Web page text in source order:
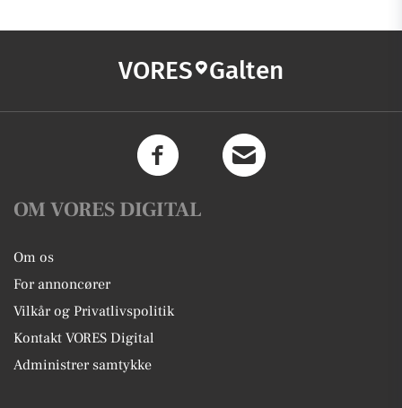
VORES Galten
OM VORES DIGITAL
Om os
For annoncører
Vilkår og Privatlivspolitik
Kontakt VORES Digital
Administrer samtykke